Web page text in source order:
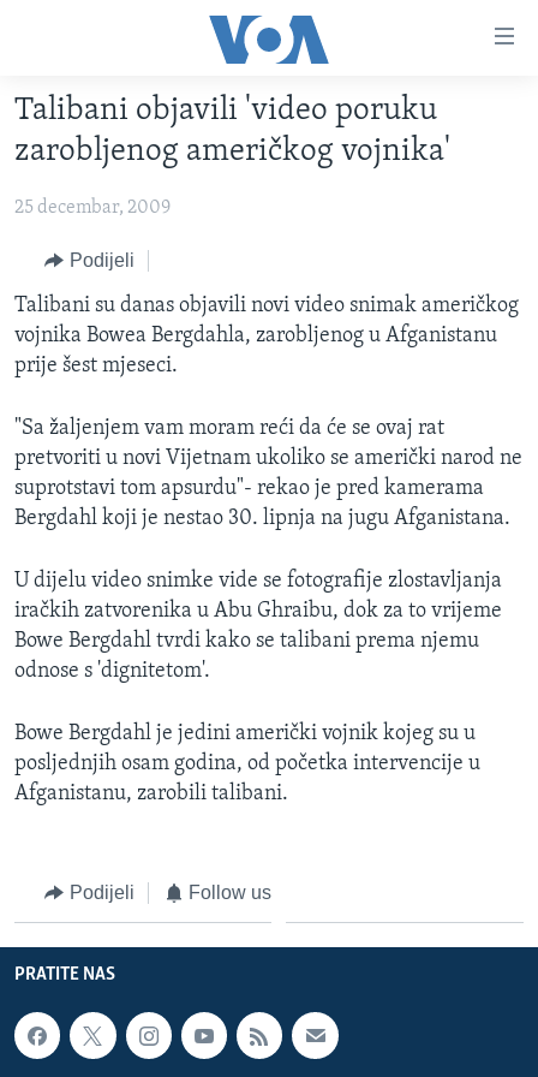
glavni
sadržaj
na
navigaciju
Idi
na
pretragu
FOTOGRAFIJE DANA
VIJESTI
SJEDINJENE AMERIČKE DRŽAVE
BOSNA I HERCEGOVINA
NAUKA I TEHNOLOGIJA
SPECIJALNI PROJEKTI
SLOBODA MEDIJA
ŽENSKA STRANA
IZBJEGLIČKA STRANA
O GLASU AMERIKE
Learning English
PRATITE NAS
Talibani objavili 'video poruku
zarobljenog američkog vojnika'
25 decembar, 2009
Podijeli
Talibani su danas objavili novi video snimak američkog
vojnika Bowea Bergdahla, zarobljenog u Afganistanu
prije šest mjeseci.
"Sa žaljenjem vam moram reći da će se ovaj rat
pretvoriti u novi Vijetnam ukoliko se američki narod ne
suprotstavi tom apsurdu"- rekao je pred kamerama
Bergdahl koji je nestao 30. lipnja na jugu Afganistana.
U dijelu video snimke vide se fotografije zlostavljanja
iračkih zatvorenika u Abu Ghraibu, dok za to vrijeme
Bowe Bergdahl tvrdi kako se talibani prema njemu
odnose s 'dignitetom'.
Bowe Bergdahl je jedini američki vojnik kojeg su u
posljednjih osam godina, od početka intervencije u
Afganistanu, zarobili talibani.
Podijeli Follow us
PRATITE NAS